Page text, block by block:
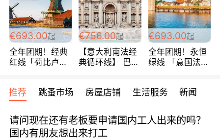
€693.00起
全年团期！经典
红线「荷比卢德
天！巴黎上下！
包拼房~
€756.00起
【意大利南法经
典循环线】 巴黎
宾馆 108欧/天起
€693.00起
全年团期！永恒
绿线 「意国法
欧/天起 ~包拼房
推荐 跳蚤市场 房屋店铺 生活服务 新闻
请问现在还有老板要申请国内工人出来的吗？
国内有朋友想出来打工